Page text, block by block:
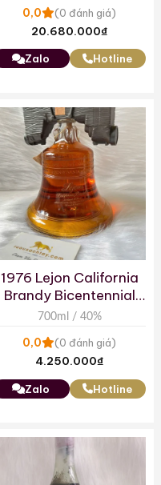
0,0 (0 đánh giá)
20.680.000₫
Zalo Hotline
1976 Lejon California
Brandy Bicentennial
Commemorative
700ml / 40%
0,0 (0 đánh giá)
4.250.000₫
Zalo Hotline